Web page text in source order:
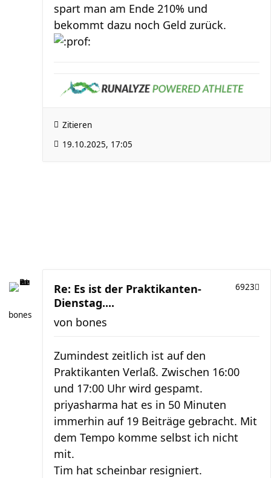
spart man am Ende 210% und
bekommt dazu noch Geld zurück.
Zitieren
19.10.2025, 17:05
bones
Re: Es ist der Praktikanten-
Dienstag....
6923
von bones
Zumindest zeitlich ist auf den
Praktikanten Verlaß. Zwischen 16:00
und 17:00 Uhr wird gespamt.
priyasharma hat es in 50 Minuten
immerhin auf 19 Beiträge gebracht. Mit
dem Tempo komme selbst ich nicht
mit.
Tim hat scheinbar resigniert.